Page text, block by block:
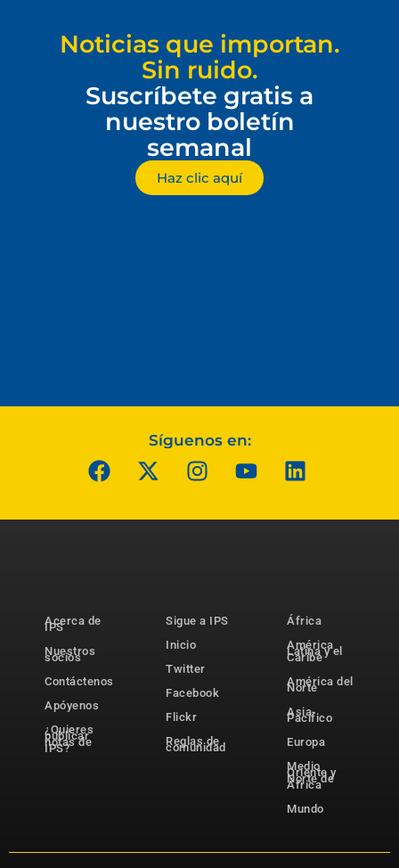
Noticias que importan.
Sin ruido.
Suscríbete gratis a
nuestro boletín
semanal
Haz clic aquí
Síguenos en:
Acerca de
IPS
Nuestros
socios
Contáctenos
Apóyenos
¿Quieres
publicar
notas de
IPS?
Sigue a IPS
Inicio
Twitter
Facebook
Flickr
Reglas de
comunidad
África
América
Latina y el
Caribe
América del
Norte
Asia-
Pacífico
Europa
Medio
Oriente y
Norte de
África
Mundo